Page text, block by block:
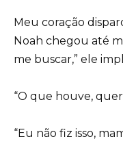
Meu coração
Noah chegou até
me buscar,” ele
“O que houve,
“Eu não fiz isso,